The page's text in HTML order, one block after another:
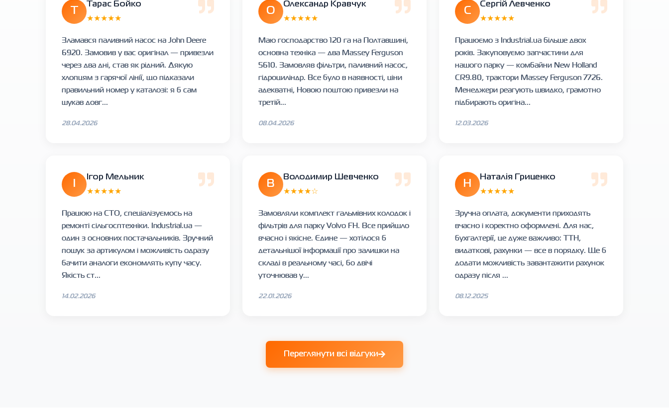
Тарас Бойко
★★★★★
Зламався паливний насос на John Deere
6920. Замовив у вас оригінал — привезли
через два дні, став як рідний. Дякую
хлопцям з гарячої лінії, що підказали
правильний номер у каталозі: я б сам
шукав довг...
28.04.2026
О
Олександр Кравчук
★★★★★
Маю господарство 120 га на Полтавщині,
основна техніка — два Massey Ferguson
5610. Замовляв фільтри, паливний насос,
гідроциліндр. Все було в наявності, ціни
адекватні, Новою поштою привезли на
третій...
08.04.2026
С
Сергій Левченко
★★★★★
Працюємо з Industrial.ua більше двох
років. Закуповуємо запчастини для
нашого парку — комбайни New Holland
CR9.80, трактори Massey Ferguson 7726.
Менеджери реагують швидко, грамотно
підбирають оригіна...
12.03.2026
Ігор Мельник
★★★★★
Працюю на СТО, спеціалізуємось на
ремонті сільгосптехніки. Industrial.ua —
один з основних постачальників. Зручний
пошук за артикулом і можливість одразу
бачити аналоги економлять купу часу.
Якість ст...
14.02.2026
В
Володимир Шевченко
★★★★☆
Замовляли комплект гальмівних колодок і
фільтрів для парку Volvo FH. Все прийшло
вчасно і якісне. Єдине — хотілося б
детальнішої інформації про залишки на
складі в реальному часі, бо двічі
уточнював у...
22.01.2026
Н
Наталія Гриценко
★★★★★
Зручна оплата, документи приходять
вчасно і коректно оформлені. Для нас,
бухгалтерії, це дуже важливо: ТТН,
видаткові, рахунки — все в порядку. Ще б
додати можливість завантажити рахунок
одразу після ...
08.12.2025
Переглянути всі відгуки